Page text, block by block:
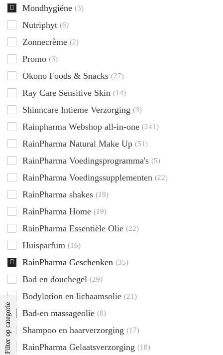
Mondhygiëne (3)
Nutriphyt (6)
Zonnecrème (2)
Promo (3)
Okono Foods & Snacks (27)
Ray Care Sensitive Skin (14)
Shinncare Intieme Verzorging (3)
Rainpharma Webshop all-in-one (241)
RainPharma Natural Make Up (51)
RainPharma Voedingsprogramma's (5)
RainPharma Voedingssupplementen (22)
RainPharma shakes (19)
RainPharma Home (19)
RainPharma Essentiële Olie (22)
Huisparfum (16)
RainPharma Geschenken (35)
Bad en douchegel (29)
Bodylotion en lichaamsolie (21)
Bad-en massageolie (8)
Shampoo en haarverzorging (17)
RainPharma Gelaatsverzorging (18)
Filter op categorie